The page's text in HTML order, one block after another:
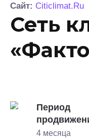
Сайт: Citiclimat.Ru
Сеть
Период
4 месяца